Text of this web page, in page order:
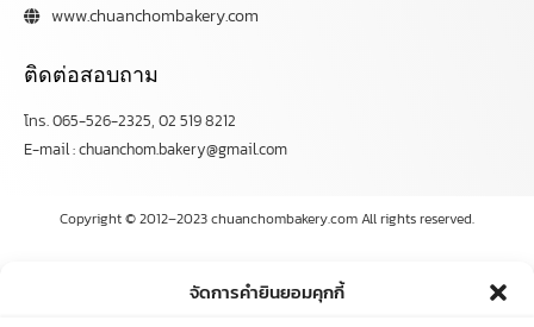
จัดการคำยินยอมคุกกี้
www.chuanchombakery.com
ติดต่อสอบถาม
โทร. 065-526-2325, 02 519 8212
E-mail : chuanchom.bakery@gmail.com
Copyright © 2012–2023 chuanchombakery.com All rights reserved.